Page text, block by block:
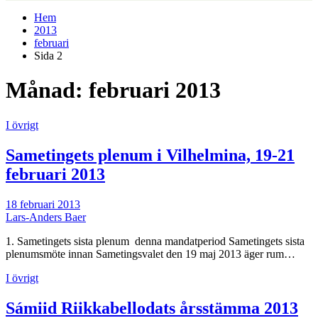
Hem
2013
februari
Sida 2
Månad: februari 2013
I övrigt
Sametingets plenum i Vilhelmina, 19-21
februari 2013
18 februari 2013
Lars-Anders Baer
1. Sametingets sista plenum denna mandatperiod Sametingets sista
plenumsmöte innan Sametingsvalet den 19 maj 2013 äger rum…
I övrigt
Sámiid Riikkabellodats årsstämma 2013